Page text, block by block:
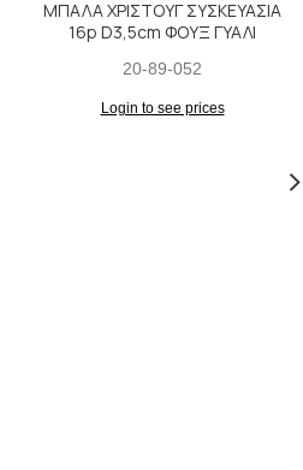
ΜΠΑΛΑ ΧΡΙΣΤΟΥΓ ΣΥΣΚΕΥΑΣΙΑ
16p D3,5cm ΦΟΥΞ ΓΥΑΛΙ
20-89-052
Login to see prices